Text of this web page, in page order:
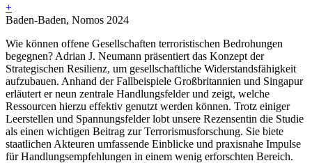
+
Baden-Baden, Nomos 2024
Wie können offene Gesellschaften terroristischen Bedrohungen
begegnen? Adrian J. Neumann präsentiert das Konzept der
Strategischen Resilienz, um gesellschaftliche Widerstandsfähigkeit
aufzubauen. Anhand der Fallbeispiele Großbritannien und Singapur
erläutert er neun zentrale Handlungsfelder und zeigt, welche
Ressourcen hierzu effektiv genutzt werden können. Trotz einiger
Leerstellen und Spannungsfelder lobt unsere Rezensentin die Studie
als einen wichtigen Beitrag zur Terrorismusforschung. Sie biete
staatlichen Akteuren umfassende Einblicke und praxisnahe Impulse
für Handlungsempfehlungen in einem wenig erforschten Bereich.